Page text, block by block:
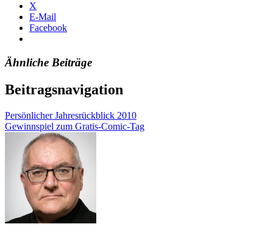
X
E-Mail
Facebook
Ähnliche Beiträge
Beitragsnavigation
Persönlicher Jahresrückblick 2010
Gewinnspiel zum Gratis-Comic-Tag